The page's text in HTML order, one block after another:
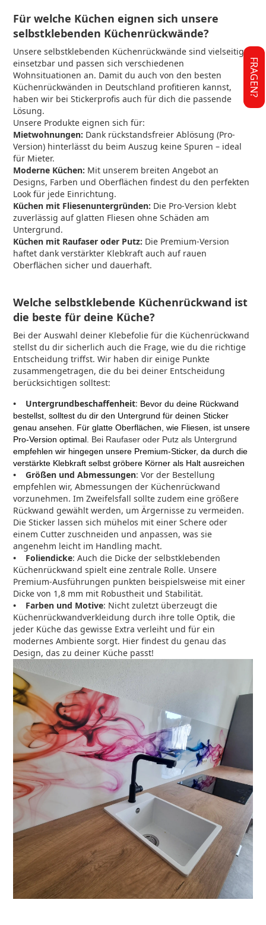
Für welche Küchen eignen sich unsere
selbstklebenden Küchenrückwände?
Unsere selbstklebenden Küchenrückwände sind vielseitig
einsetzbar und passen sich verschiedenen
Wohnsituationen an. Damit du auch von den besten
Küchenrückwänden in Deutschland profitieren kannst,
haben wir bei Stickerprofis auch für dich die passende
Lösung.
Unsere Produkte eignen sich für:
Mietwohnungen: Dank rückstandsfreier Ablösung (Pro-
Version) hinterlässt du beim Auszug keine Spuren – ideal
für Mieter.
Moderne Küchen: Mit unserem breiten Angebot an
Designs, Farben und Oberflächen findest du den perfekten
Look für jede Einrichtung.
Küchen mit Fliesenuntergründen: Die Pro-Version klebt
zuverlässig auf glatten Fliesen ohne Schäden am
Untergrund.
Küchen mit Raufaser oder Putz: Die Premium-Version
haftet dank verstärkter Klebkraft auch auf rauen
Oberflächen sicher und dauerhaft.
Welche selbstklebende Küchenrückwand ist
die beste für deine Küche?
Bei der Auswahl deiner Klebefolie für die Küchenrückwand
stellst du dir sicherlich auch die Frage, wie du die richtige
Entscheidung triffst. Wir haben dir einige Punkte
zusammengetragen, die du bei deiner Entscheidung
berücksichtigen solltest:
• Untergrundbeschaffenheit: Bevor du deine Rückwand
bestellst, solltest du dir den Untergrund für deinen Sticker
genau ansehen. Für glatte Oberflächen, wie Fliesen, ist unsere
Pro-Version optimal. Bei Raufaser oder Putz als Untergrund
empfehlen wir hingegen unsere Premium-Sticker, da durch die
verstärkte Klebkraft selbst gröbere Körner als Halt ausreichen
• Größen und Abmessungen: Vor der Bestellung
empfehlen wir, Abmessungen der Küchenrückwand
vorzunehmen. Im Zweifelsfall sollte zudem eine größere
Rückwand gewählt werden, um Ärgernisse zu vermeiden.
Die Sticker lassen sich mühelos mit einer Schere oder
einem Cutter zuschneiden und anpassen, was sie
angenehm leicht im Handling macht.
• Foliendicke: Auch die Dicke der selbstklebenden
Küchenrückwand spielt eine zentrale Rolle. Unsere
Premium-Ausführungen punkten beispielsweise mit einer
Dicke von 1,8 mm mit Robustheit und Stabilität.
• Farben und Motive: Nicht zuletzt überzeugt die
Küchenrückwandverkleidung durch ihre tolle Optik, die
jeder Küche das gewisse Extra verleiht und für ein
modernes Ambiente sorgt. Hier findest du genau das
Design, das zu deiner Küche passt!
FRAGEN?